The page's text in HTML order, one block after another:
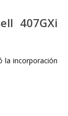
407GXi
la incorporación